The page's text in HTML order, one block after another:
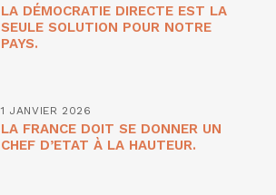
LA DÉMOCRATIE DIRECTE EST LA
SEULE SOLUTION POUR NOTRE
PAYS.
1 JANVIER 2026
LA FRANCE DOIT SE DONNER UN
CHEF D’ETAT À LA HAUTEUR.